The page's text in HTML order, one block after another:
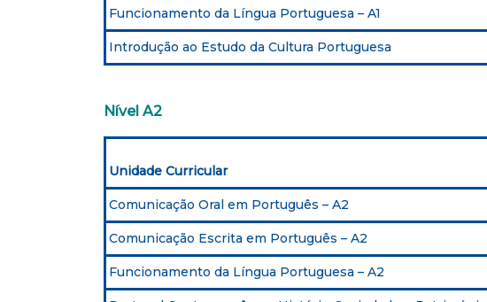
Funcionamento da Língua Portuguesa – A1
Introdução ao Estudo da Cultura Portuguesa
Nível A2
Unidade Curricular
Comunicação Oral em Português – A2
Comunicação Escrita em Português – A2
Funcionamento da Língua Portuguesa – A2